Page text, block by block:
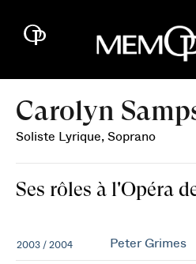
Carolyn
Soliste Lyrique, Soprano
Ses rôles à l'Opéra
2003 / 2004 Peter Grimes